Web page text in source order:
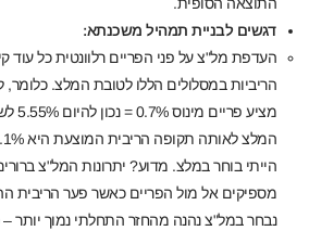
דגשים לבניית תמהיל משכנתא:
העדפת מל"צ על פני הפריים רלוונטית כל עוד
הריביות במסלולים הללו לטובת המלצ. כלומר,
מציע
הייתי בוחר במלצ. מדוע? יתרונות המל"צ
מספיקים אל מול הפריים כאשר פער הריבית